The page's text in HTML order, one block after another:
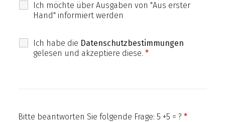
Ich möchte über Ausgaben von "Aus erster
Hand" informiert werden
Ich habe die Datenschutzbestimmungen
gelesen und akzeptiere diese. *
Bitte beantworten Sie folgende Frage: 5 +5 = ? *